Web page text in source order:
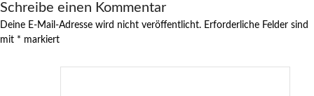
Schreibe einen Kommentar
Deine E-Mail-Adresse wird nicht veröffentlicht. Erforderliche Felder sind
mit * markiert